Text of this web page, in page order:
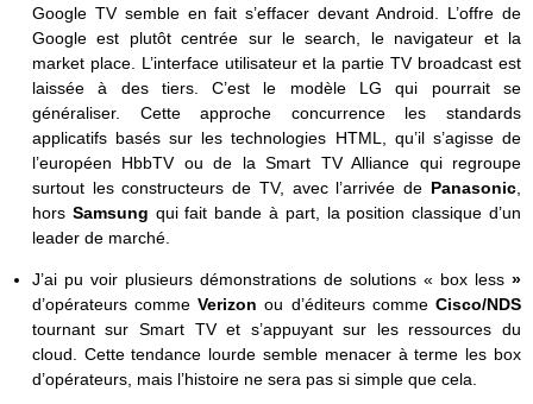
Google TV semble en fait s’effacer devant Android. L’offre de
Google est plutôt centrée sur le search, le navigateur et la
market place. L’interface utilisateur et la partie TV broadcast est
laissée à des tiers. C’est le modèle LG qui pourrait se
généraliser. Cette approche concurrence les standards
applicatifs basés sur les technologies HTML, qu’il s’agisse de
l’européen HbbTV ou de la Smart TV Alliance qui regroupe
surtout les constructeurs de TV, avec l’arrivée de Panasonic,
hors Samsung qui fait bande à part, la position classique d’un
leader de marché.
J’ai pu voir plusieurs démonstrations de solutions « box less »
d’opérateurs commeVerizon ou d’éditeurs commeCisco/NDS
tournant sur Smart TV et s’appuyant sur les ressources du
cloud. Cette tendance lourde semble menacer à terme les box
d’opérateurs, mais l’histoire ne sera pas si simple que cela.